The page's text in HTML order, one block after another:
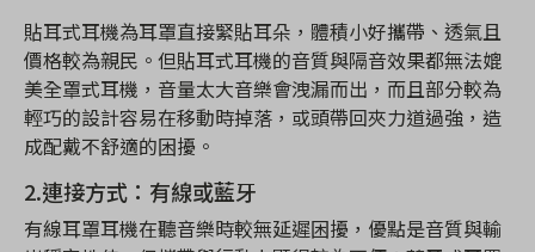
貼耳式耳機為耳罩直接緊貼耳朵，體積小好攜帶、透氣且
價格較為親民。但貼耳式耳機的音質與隔音效果都無法媲
美全罩式耳機，音量太大音樂會洩漏而出，而且部分較為
輕巧的設計容易在移動時掉落，或頭帶回夾力道過強，造
成配戴不舒適的困擾。
2.連接方式：有線或藍牙
有線耳罩耳機在聽音樂時較無延遲困擾，優點是音質與輸